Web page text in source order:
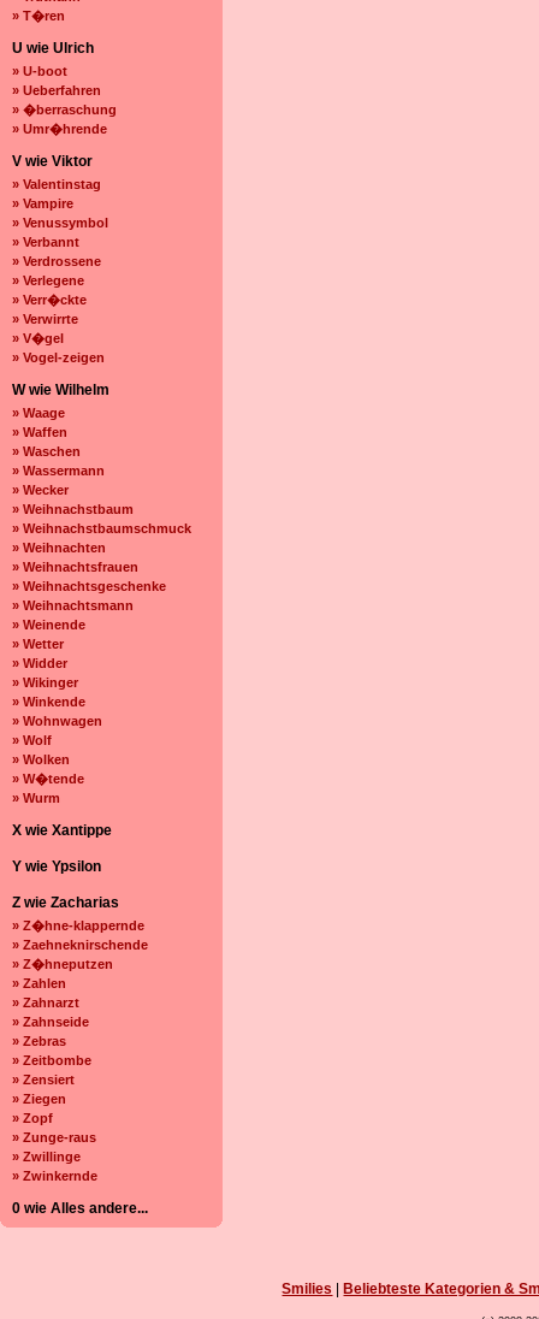
» T�ren
U wie Ulrich
» U-boot
» Ueberfahren
» �berraschung
» Umr�hrende
V wie Viktor
» Valentinstag
» Vampire
» Venussymbol
» Verbannt
» Verdrossene
» Verlegene
» Verr�ckte
» Verwirrte
» V�gel
» Vogel-zeigen
W wie Wilhelm
» Waage
» Waffen
» Waschen
» Wassermann
» Wecker
» Weihnachstbaum
» Weihnachstbaumschmuck
» Weihnachten
» Weihnachtsfrauen
» Weihnachtsgeschenke
» Weihnachtsmann
» Weinende
» Wetter
» Widder
» Wikinger
» Winkende
» Wohnwagen
» Wolf
» Wolken
» W�tende
» Wurm
X wie Xantippe
Y wie Ypsilon
Z wie Zacharias
» Z�hne-klappernde
» Zaehneknirschende
» Z�hneputzen
» Zahlen
» Zahnarzt
» Zahnseide
» Zebras
» Zeitbombe
» Zensiert
» Ziegen
» Zopf
» Zunge-raus
» Zwillinge
» Zwinkernde
0 wie Alles andere...
Smilies Beliebteste Kategorien &